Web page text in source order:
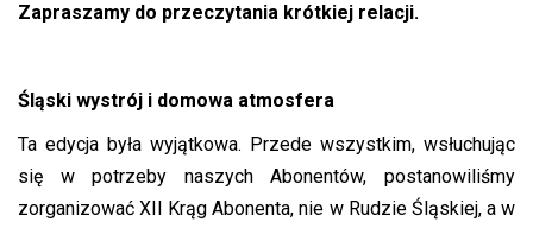
Zapraszamy do przeczytania krótkiej relacji.
Śląski wystrój i domowa atmosfera
Ta edycja była wyjątkowa. Przede wszystkim, wsłuchując
się w potrzeby naszych Abonentów, postanowiliśmy
zorganizować XII Krąg Abonenta, nie w Rudzie Śląskiej, a w